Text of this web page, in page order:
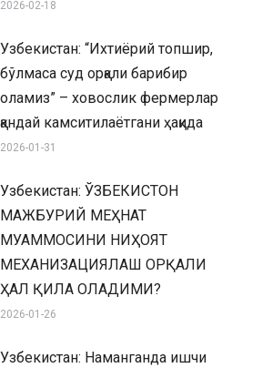
2026-02-18
Узбекистан: “Ихтиёрий топшир,
бўлмаса суд орқали барибир
оламиз” – ховослик фермерлар
қандай камситилаётгани ҳақида
2026-01-31
Узбекистан: ЎЗБЕКИСТОН
МАЖБУРИЙ МЕҲНАТ
МУАММОСИНИ НИҲОЯТ
МЕХАНИЗАЦИЯЛАШ ОРҚАЛИ
ҲАЛ ҚИЛА ОЛАДИМИ?
2026-01-26
Узбекистан: Наманганда ишчи